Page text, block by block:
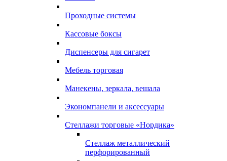
Проходные системы
Кассовые боксы
Диспенсеры для сигарет
Мебель торговая
Манекены, зеркала, вешала
Экономпанели и аксессуары
Стеллажи торговые «Нордика»
Стеллаж металлический
перфорированный